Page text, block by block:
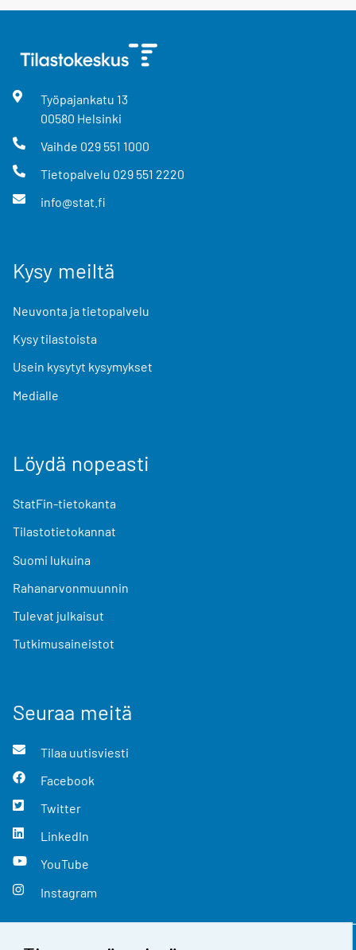
Työpajankatu 13
00580 Helsinki
Vaihde 029 551 1000
Tietopalvelu 029 551 2220
info@stat.fi
Kysy meiltä
Neuvonta ja tietopalvelu
Kysy tilastoista
Usein kysytyt kysymykset
Medialle
Löydä nopeasti
StatFin-tietokanta
Tilastotietokannat
Suomi lukuina
Rahanarvonmuunnin
Tulevat julkaisut
Tutkimusaineistot
Seuraa meitä
Tilaa uutisviesti
Facebook
Twitter
LinkedIn
YouTube
Instagram